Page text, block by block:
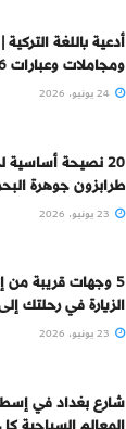
أدعية باللغة
ومجاملات وعبارات 2026
20 نصيحة أساسية
طرابزون جوهرة
5 وجهات قريبة
الزيارة في رحلتك
شارع بغداد في